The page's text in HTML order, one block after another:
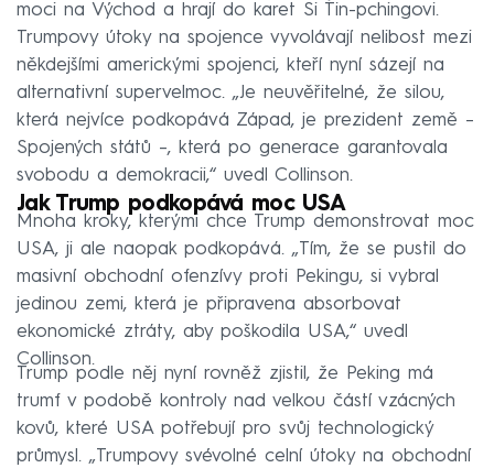
moci na Východ a hrají do karet Si Ťin-pchingovi.
Trumpovy útoky na spojence vyvolávají nelibost mezi
někdejšími americkými spojenci, kteří nyní sázejí na
alternativní supervelmoc. „Je neuvěřitelné, že silou,
která nejvíce podkopává Západ, je prezident země –
Spojených států –, která po generace garantovala
svobodu a demokracii,“ uvedl Collinson.
Jak Trump podkopává moc USA
Mnoha kroky, kterými chce Trump demonstrovat moc
USA, ji ale naopak podkopává. „Tím, že se pustil do
masivní obchodní ofenzívy proti Pekingu, si vybral
jedinou zemi, která je připravena absorbovat
ekonomické ztráty, aby poškodila USA,“ uvedl
Collinson.
Trump podle něj nyní rovněž zjistil, že Peking má
trumf v podobě kontroly nad velkou částí vzácných
kovů, které USA potřebují pro svůj technologický
průmysl. „Trumpovy svévolné celní útoky na obchodní